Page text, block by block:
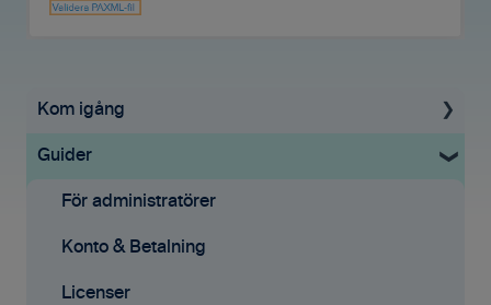
Kom igång
Uppstartsguide
Grundinställningar
Ekonomisystem
Tid & Kvitton
Guider
För administratörer
Konto & Betalning
Licenser